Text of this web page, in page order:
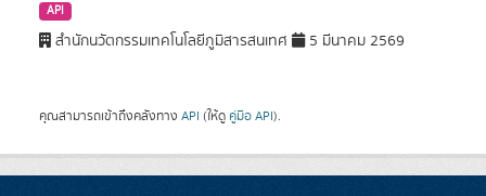
API
สำนักนวัตกรรมเทคโนโลยีภูมิสารสนเทศ 5 มีนาคม 2569
คุณสามารถเข้าถึงคลังทาง API (ให้ดู คู่มือ API).